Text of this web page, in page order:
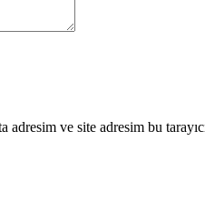
adresim ve site adresim bu